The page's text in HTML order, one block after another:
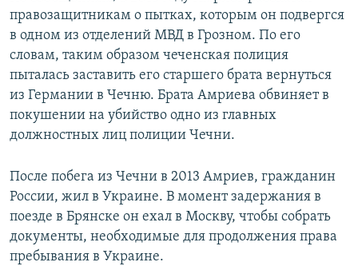
правозащитникам о пытках, которым он подвергся
в одном из отделений МВД в Грозном. По его
словам, таким образом чеченская полиция
пыталась заставить его старшего брата вернуться
из Германии в Чечню. Брата Амриева обвиняет в
покушении на убийство одно из главных
должностных лиц полиции Чечни.
После побега из Чечни в 2013 Амриев, гражданин
России, жил в Украине. В момент задержания в
поезде в Брянске он ехал в Москву, чтобы собрать
документы, необходимые для продолжения права
пребывания в Украине.